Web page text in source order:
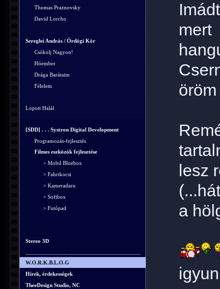
Thomas Praznovsky
David Lorcho
Sereglei András / Ördögi Kör
Csókolj Nagyon!
Hóember
Drága Barátaim
Félelem
Lopott Halál
[SDD] . . . Systron Digital Development
Programozás-fejlesztés
Filmes eszközök fejlesztése
> Mobil Bluebox
> Fahrtkocsi
> Kameradaru
> Softbox
> Futópad
Stereo 3D
W.O.R.K.B.L.O.G
Hírek, érdekességek
TheeDesign Studio, NC
lesz
a